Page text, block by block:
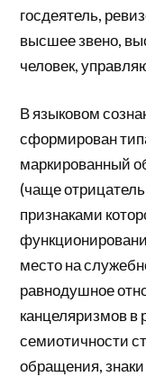
госдеятель,
высшее звено,
человек,
В языковом
сформирован
маркированный
(чаще
признаками
место на
равнодушное
канцеляризмов в
семиотичности
обращения,